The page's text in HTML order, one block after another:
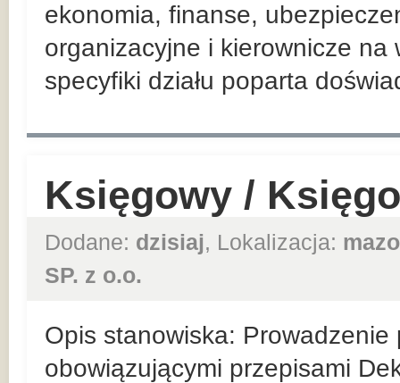
ekonomia, finanse,
organizacyjne i kierownicze
specyfiki działu poparta
Księgowy /
Dodane: dzisiaj, Lokalizacja:
SP. z o.o.
Opis stanowiska: Prowadzenie
obowiązującymi przepisami